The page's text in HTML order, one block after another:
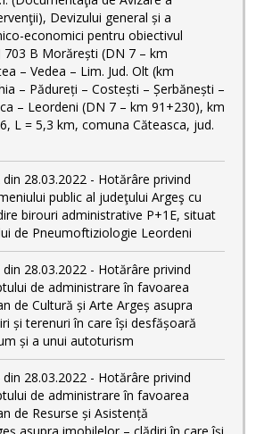
Devizului general și a
economici pentru obiectivul
703 B Morărești (DN 7 – km
– Vedea – Lim. Jud. Olt (km
– Pădureți – Costești – Șerbănești –
– Leordeni (DN 7 – km 91+230), km
L = 5,3 km, comuna Căteasca, jud.
28.03.2022 - Hotărâre privind
public al judeţului Argeş cu
birouri administrative P+1E, situat
de Pneumoftiziologie Leordeni
28.03.2022 - Hotărâre privind
de administrare în favoarea
de Cultură și Arte Argeș asupra
și terenuri în care își desfășoară
și a unui autoturism
28.03.2022 - Hotărâre privind
de administrare în favoarea
de Resurse și Asistență